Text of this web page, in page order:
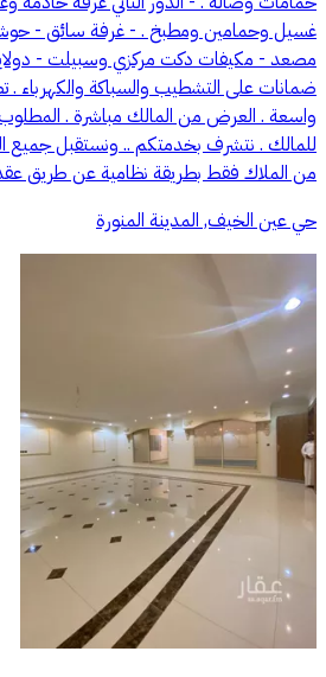
غسيل وحمامين ومطبخ . - غرفة سائق -
مصعد - مكيفات دكت مركزي وسبيلت -
ضمانات على التشطيب والسباكة
للمالك . نتشرف بخدمتكم .. ونستقبل جميع
من الملاك فقط بطريقة نظامية عن طريق
حي عين الخيف, المدينة المنورة